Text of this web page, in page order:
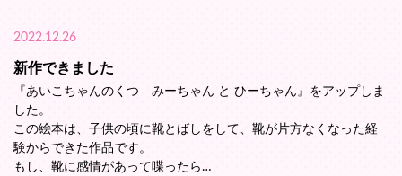
2022.12.26
新作できました
『あいこちゃんのくつ みーちゃん と ひーちゃん』をアップしま
した。
この絵本は、子供の頃に靴とばしをして、靴が片方なくなった経
験からできた作品です。
もし、靴に感情があって喋ったら…